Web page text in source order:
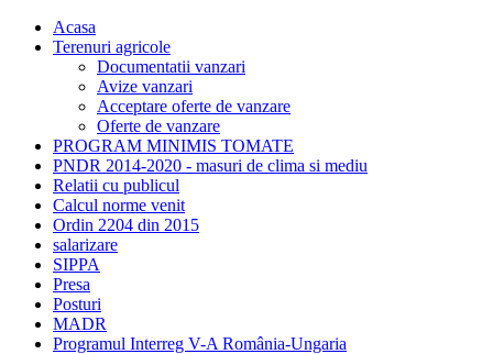
Acasa
Terenuri agricole
Documentatii vanzari
Avize vanzari
Acceptare oferte de vanzare
Oferte de vanzare
PROGRAM MINIMIS TOMATE
PNDR 2014-2020 - masuri de clima si mediu
Relatii cu publicul
Calcul norme venit
Ordin 2204 din 2015
salarizare
SIPPA
Presa
Posturi
MADR
Programul Interreg V-A România-Ungaria